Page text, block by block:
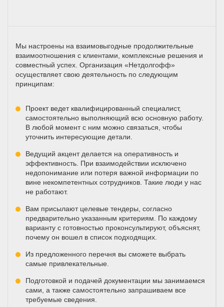
Мы настроены на взаимовыгодные продолжительные
взаимоотношения с клиентами, комплексные решения и
совместный успех. Организация «Нетдолгофф»
осуществляет свою деятельность по следующим
принципам:
Проект ведет квалифицированный специалист,
самостоятельно выполняющий всю основную работу.
В любой момент с ним можно связаться, чтобы
уточнить интересующие детали.
Ведущий акцент делается на оперативность и
эффективность. При взаимодействии исключено
недопонимание или потеря важной информации по
вине некомпетентных сотрудников. Такие люди у нас
не работают.
Вам присылают целевые тендеры, согласно
предварительно указанным критериям. По каждому
варианту с готовностью проконсультируют, объяснят,
почему он вошел в список подходящих.
Из предложенного перечня вы сможете выбрать
самые привлекательные.
Подготовкой и подачей документации мы занимаемся
сами, а также самостоятельно запрашиваем все
требуемые сведения.